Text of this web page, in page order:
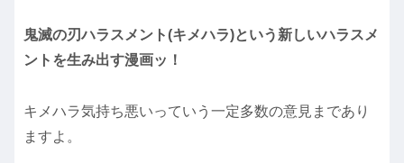
鬼滅の刃ハラスメント(キメハラ)という新しいハラスメ
ントを生み出す漫画ッ！
キメハラ気持ち悪いっていう一定多数の意見まであり
ますよ。